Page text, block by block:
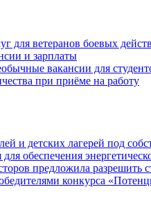
для ветеранов боевых
и зарплаты
вакансии для
при приёме на работу
и детских лагерей под
обеспечения
предложила разрешить
конкурса